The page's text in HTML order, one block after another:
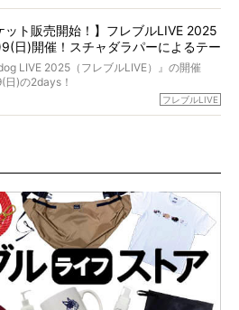
レブルラバーのロッチさん。day2の音楽フ
真ん中のPUFFYが出演するなど、例年以上
ナップ。
は鹿児島県から。全国のフレンチブルドッ
た「フレブルLIVE2024」の模様を、詳しく
ット販売開始！】フレブルLIVE 2025
日)開催！スチャダラパーによるテー
も決定
LIVE 2025（フレブルLIVE）』の開催
日)の2days！
ケット、いよいよ販売スタートです！
くさんでお送りしていますので、最後まで
フレブルLIVE